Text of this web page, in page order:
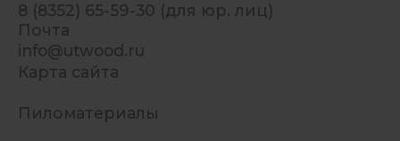
8 (8352) 65-59-30 (для юр. лиц)
Почта
info@utwood.ru
Карта сайта
Пиломатериалы